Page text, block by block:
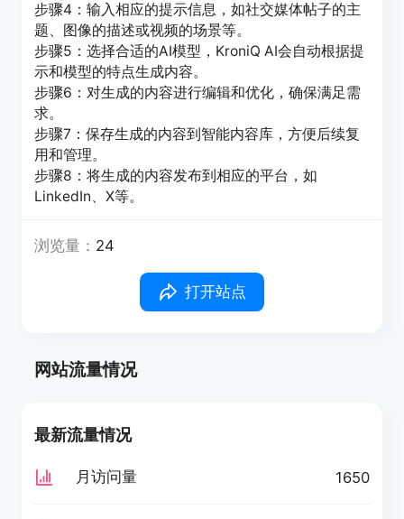
步骤4：输入相应的提示信息，如社交媒体帖子的主
题、图像的描述或视频的场景等。
步骤5：选择合适的AI模型，KroniQ AI会自动根据提
示和模型的特点生成内容。
步骤6：对生成的内容进行编辑和优化，确保满足需
求。
步骤7：保存生成的内容到智能内容库，方便后续复
用和管理。
步骤8：将生成的内容发布到相应的平台，如
LinkedIn、X等。
浏览量： 24
打开站点
网站流量情况
最新流量情况
月访问量 1650